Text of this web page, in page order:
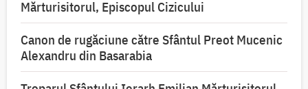
Mărturisitorul, Episcopul Cizicului
Canon de rugăciune către Sfântul Preot Mucenic
Alexandru din Basarabia